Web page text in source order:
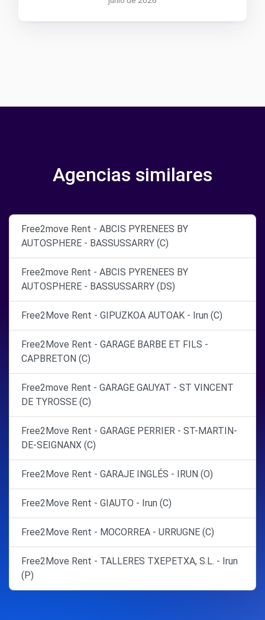
Agencias similares
Free2move Rent - ABCIS PYRENEES BY
AUTOSPHERE - BASSUSSARRY (C)
Free2move Rent - ABCIS PYRENEES BY
AUTOSPHERE - BASSUSSARRY (DS)
Free2Move Rent - GIPUZKOA AUTOAK - Irun (C)
Free2Move Rent - GARAGE BARBE ET FILS -
CAPBRETON (C)
Free2move Rent - GARAGE GAUYAT - ST VINCENT
DE TYROSSE (C)
Free2Move Rent - GARAGE PERRIER - ST-MARTIN-
DE-SEIGNANX (C)
Free2Move Rent - GARAJE INGLÉS - IRUN (O)
Free2Move Rent - GIAUTO - Irun (C)
Free2Move Rent - MOCORREA - URRUGNE (C)
Free2Move Rent - TALLERES TXEPETXA, S.L. - Irun
(P)